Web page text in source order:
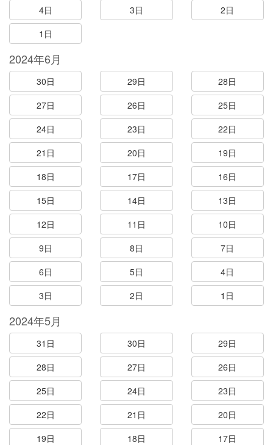
4日
3日
2日
1日
2024年6月
30日 29日
28日
27日
26日
25日
24日
23日
22日
21日
20日
19日
18日
17日
16日
15日
14日
13日
12日
11日
10日
9日
8日
7日
6日
5日
4日
3日
2日 1日
2024年5月
31日 30日
29日
28日
27日
26日
25日
24日
23日
22日
21日
20日
19日
18日
17日